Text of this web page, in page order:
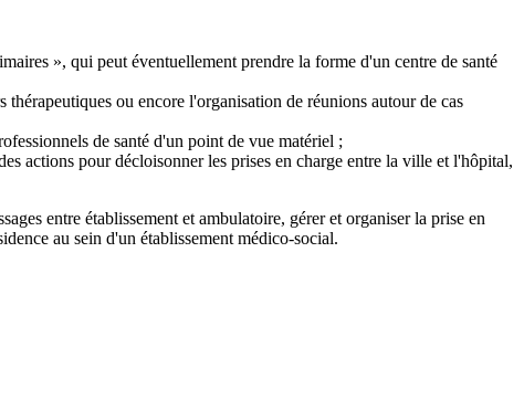
», qui peut éventuellement prendre la forme d'un centre de santé
ou encore l'organisation de réunions autour de cas
de santé d'un point de vue matériel ;
actions pour décloisonner les prises en charge entre la ville et l'hôpital,
entre établissement et ambulatoire, gérer et organiser la prise en
au sein d'un établissement médico-social.